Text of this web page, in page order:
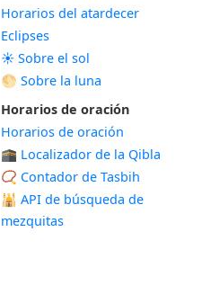
Horarios del atardecer
Eclipses
☀️ Sobre el sol
🌕 Sobre la luna
Horarios de oración
Horarios de oración
🕋 Localizador de la Qibla
📿 Contador de Tasbih
🕌 API de búsqueda de
mezquitas